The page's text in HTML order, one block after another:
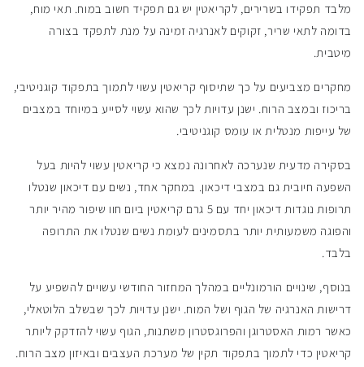
מלבד תפקידו בשרירים, לקריאטין יש גם תפקיד חשוב במוח. תאי מוח,
בדומה לתאי שריר, זקוקים לאנרגיה זמינה על מנת לתפקד בצורה
מיטבית.
מחקרים מצביעים על כך שתיסוף קריאטין עשוי לתמוך בתפקוד קוגניטיבי,
בריכוז ובמצב הרוח. ישנן עדויות לכך שהוא עשוי לסייע במיוחד במצבים
של עייפות מנטלית או עומס קוגניטיבי.
בסקירה מדעית שנערכה לאחרונה נמצא כי קריאטין עשוי להיות בעל
השפעה חיובית גם במצבי דיכאון. במחקר אחד, נשים עם דיכאון שנטלו
תרופות נוגדות דיכאון יחד עם 5 גרם קריאטין ביום חוו שיפור מהיר יותר
והפוגה משמעותית יותר בתסמינים לעומת נשים שנטלו את התרופה
בלבד.
בנוסף, שינויים הורמונליים במהלך המחזור החודשי עשויים להשפיע על
דרישות האנרגיה של הגוף ושל המוח. ישנן עדויות לכך שבשלב הלוטאלי,
כאשר רמות האסטרוגן והפרוגסטרון משתנות, הגוף עשוי להזדקק ליותר
קריאטין כדי לתמוך בתפקוד תקין של מערכת העצבים ובאיזון מצב הרוח.